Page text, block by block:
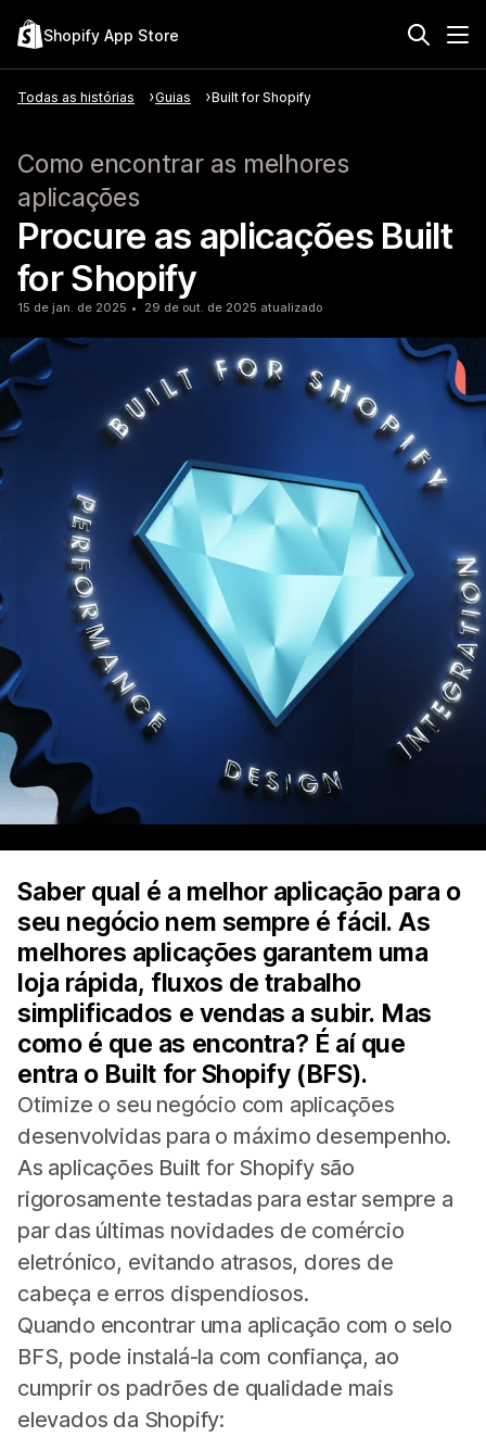
Shopify App Store
Todas as histórias Guias Built for Shopify
Como encontrar as melhores
aplicações
Procure as aplicações Built
for Shopify
15 de jan. de 2025 29 de out. de 2025 atualizado
Saber qual é a melhor aplicação para o
seu negócio nem sempre é fácil. As
melhores aplicações garantem uma
loja rápida, fluxos de trabalho
simplificados e vendas a subir. Mas
como é que as encontra? É aí que
entra o Built for Shopify (BFS).
Otimize o seu negócio com aplicações
desenvolvidas para o máximo desempenho.
As aplicações Built for Shopify são
rigorosamente testadas para estar sempre a
par das últimas novidades de comércio
eletrónico, evitando atrasos, dores de
cabeça e erros dispendiosos.
Quando encontrar uma aplicação com o selo
BFS, pode instalá-la com confiança, ao
cumprir os padrões de qualidade mais
elevados da Shopify: